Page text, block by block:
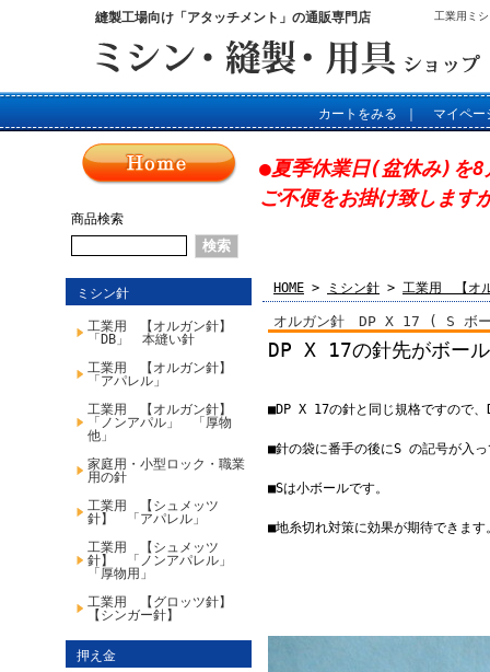
縫製工場向け「アタッチメント」の通販専門店 工業用ミ
カートをみる マイペー
商品検索
ミシン針
工業用 【オルガン針】
「DB」 本縫い針
工業用 【オルガン針】
「アパレル」
工業用 【オルガン針】
「ノンアパル」 「厚物
他」
家庭用・小型ロック・職業
用の針
工業用 【シュメッツ
針】 「アパレル」
工業用 【シュメッツ
針】 「ノンアパレル」
「厚物用」
工業用 【グロッツ針】
【シンガー針】
押え金
●夏季休業日(盆休み)を
ご不便をお掛け致します
HOME > ミシン針 > 工業用 【オ
オルガン針 DP X 17 ( S ボー
DP X 17の針先がボー
■DP X 17の針と同じ規格ですので
■針の袋に番手の後にS の記号が入
■Sは小ボールです。
■地糸切れ対策に効果が期待できます